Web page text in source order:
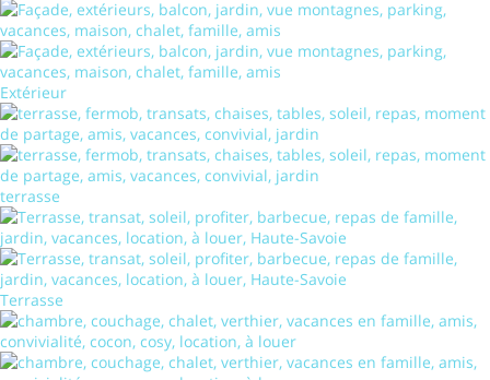
Extérieur
terrasse
Terrasse